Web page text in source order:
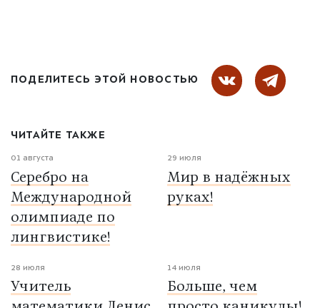
ПОДЕЛИТЕСЬ ЭТОЙ НОВОСТЬЮ
ЧИТАЙТЕ ТАКЖЕ
01 августа
Серебро на
Международной
олимпиаде по
лингвистике!
29 июля
Мир в надёжных
руках!
28 июля
Учитель
14 июля
Больше, чем